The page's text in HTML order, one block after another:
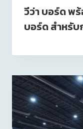
วีว่า บอร์ด พ
บอร์ด สำหรับ